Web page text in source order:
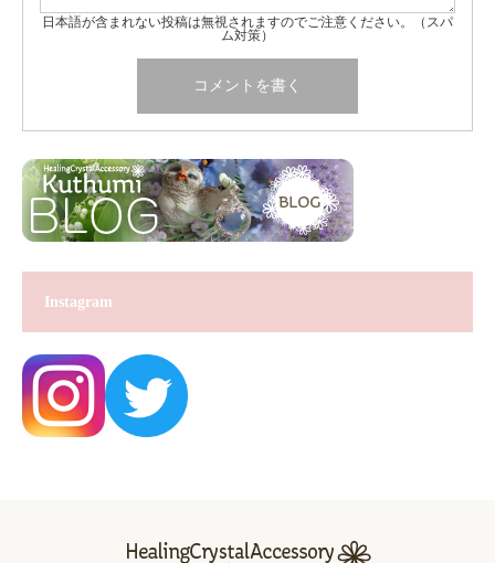
日本語が含まれない投稿は無視されますのでご注意ください。（スパ
ム対策）
Instagram